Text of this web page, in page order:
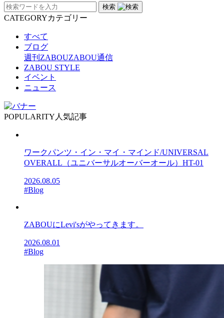
検索
CATEGORYカテゴリー
すべて
ブログ
週刊ZABOUZABOU通信
ZABOU STYLE
イベント
ニュース
POPULARITY 人気記事
ワークパンツ・イン・マイ・マインド/UNIVERSAL
OVERALL（ユニバーサルオーバーオール）HT-01
2026.08.05
#Blog
ZABOUにLevi'sがやってきます。
2026.08.01
#Blog